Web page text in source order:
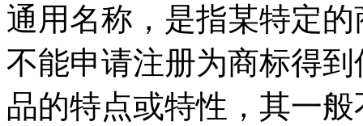
通用名称，是指某特定
不能申请注册为商标得
品的特点或特性，其一